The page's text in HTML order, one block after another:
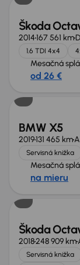
Škoda
2014167 561 km
1.6 TDI 4x4
Mesačná
od 26 €
Zlacnené o 4
BMW X5
2019131 465 km
Servisná knižka
Mesačná
na mieru
Škoda
2018248 909 km
Servisná knižka